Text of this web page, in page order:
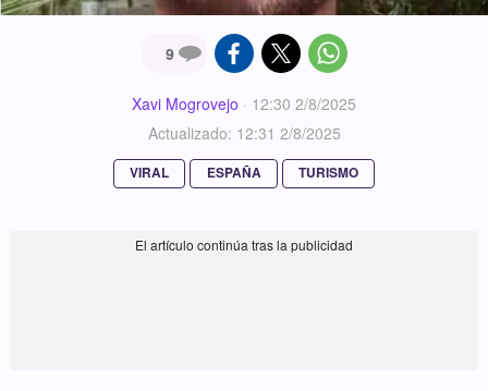
9
Xavi Mogrovejo · 12:30 2/8/2025
Actualizado: 12:31 2/8/2025
VIRAL ESPAÑA TURISMO